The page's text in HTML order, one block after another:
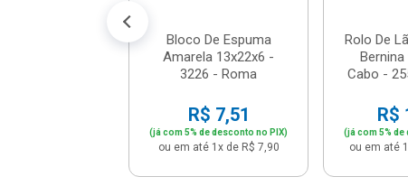
Bloco De Espuma
Amarela 13x22x6 -
3226 - Roma
R$ 7,51
(já com 5% de desconto no PIX)
ou em até 1x de R$ 7,90
Rolo De
Cabo -
R$
(já com 5% de
ou em até